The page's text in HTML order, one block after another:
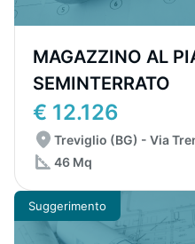
MAGAZZINO AL
SEMINTERRATO
€ 12.126
Treviglio (BG) - Via
46 Mq
Suggerimento